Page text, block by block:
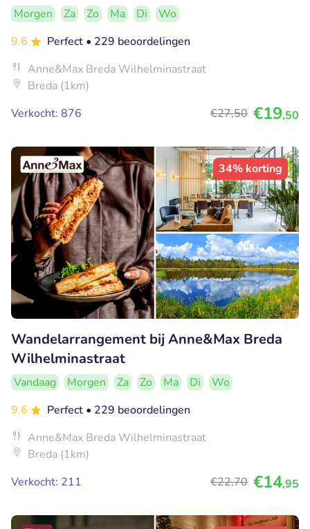
Morgen Za Zo Ma Di
Wo
9.6
Perfect • 229 beoordelingen
Anne&Max Breda Wilhelminastraat
Breda (1km)
Verkocht: 876
€27,50 €19,50
34% korting
Wandelarrangement bij Anne&Max Breda
Wilhelminastraat
Vandaag Morgen Za Zo Ma Di
Wo
9.6
Perfect • 229 beoordelingen
Anne&Max Breda Wilhelminastraat
Breda (1km)
Verkocht: 211
€22,70 €14,95